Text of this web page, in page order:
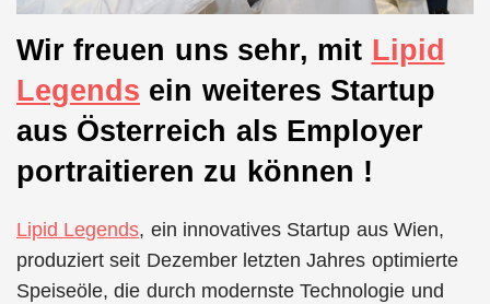
Wir freuen uns sehr, mit Lipid
Legends ein weiteres Startup
aus Österreich als Employer
portraitieren zu können !
Lipid Legends, ein innovatives Startup aus Wien,
produziert seit Dezember letzten Jahres optimierte
Speiseöle, die durch modernste Technologie und